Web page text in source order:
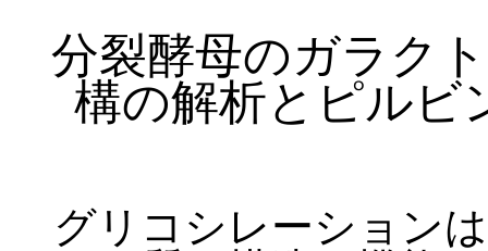
分裂酵母のガラク
構の解析とピルビ
グリコシレーション